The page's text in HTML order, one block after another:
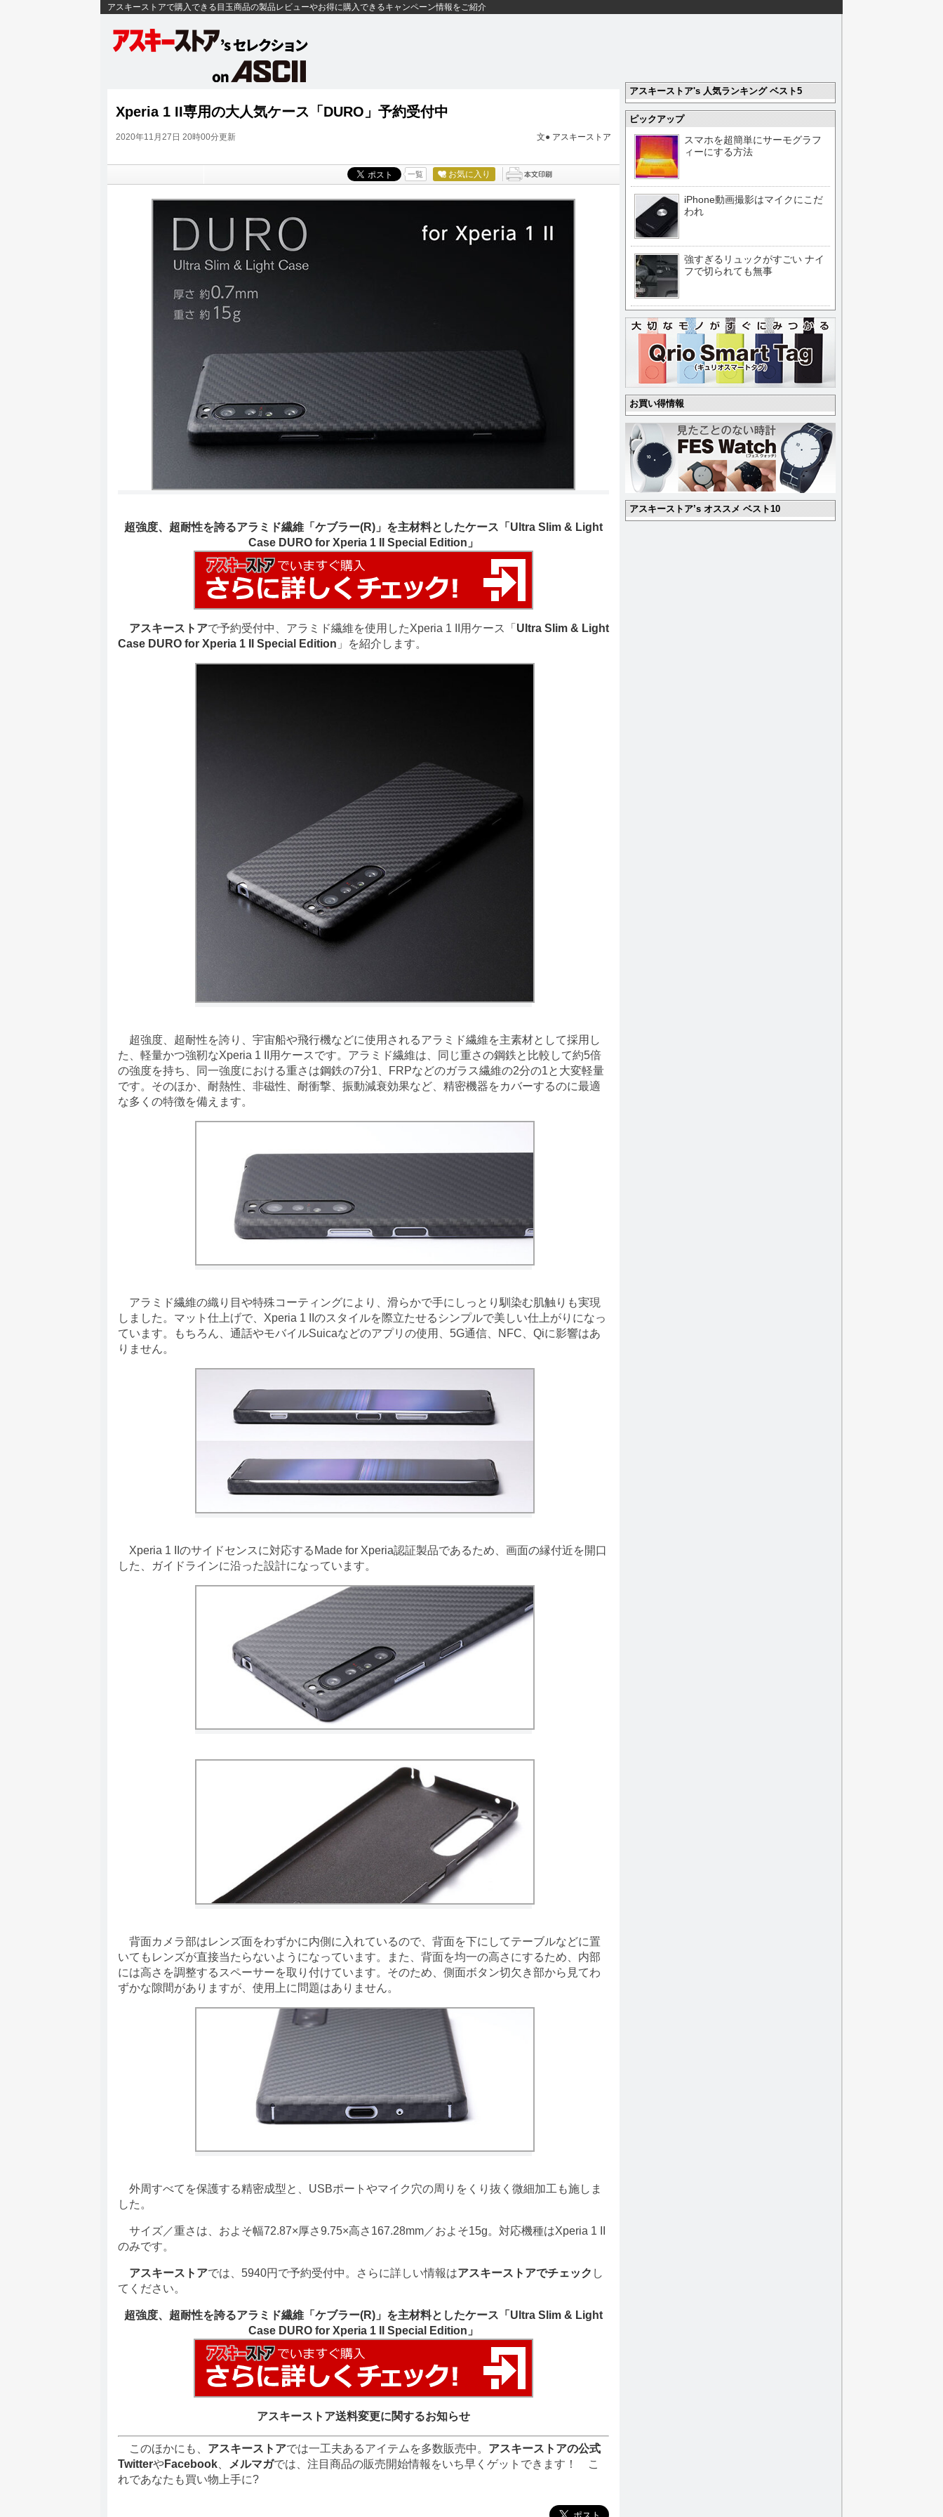
アスキーストアで購入できる目玉商品の製品レビューやお得に購入できるキャンペーン情報をご紹介
Xperia 1 II専用の大人気ケース「DURO」予約受付中
2020年11月27日 20時00分更新 文● アスキーストア
一覧 お気に入り
超強度、超耐性を誇るアラミド繊維「ケブラー(R)」を主材料としたケース「Ultra Slim & Light
Case DURO for Xperia 1 II Special Edition」
アスキーストアで予約受付中、アラミド繊維を使用したXperia 1 II用ケース「 Ultra Slim & Light
Case DURO for Xperia 1 II Special Edition 」を紹介します。
超強度、超耐性を誇り、宇宙船や飛行機などに使用されるアラミド繊維を主素材として採用し
た、軽量かつ強靭なXperia 1 II用ケースです。アラミド繊維は、同じ重さの鋼鉄と比較して約5倍
の強度を持ち、同一強度における重さは鋼鉄の7分1、FRPなどのガラス繊維の2分の1と大変軽量
です。そのほか、耐熱性、非磁性、耐衝撃、振動減衰効果など、精密機器をカバーするのに最適
な多くの特徴を備えます。
アラミド繊維の織り目や特殊コーティングにより、滑らかで手にしっとり馴染む肌触りも実現
しました。マット仕上げで、Xperia 1 IIのスタイルを際立たせるシンプルで美しい仕上がりになっ
ています。もちろん、通話やモバイルSuicaなどのアプリの使用、5G通信、NFC、Qiに影響はあ
りません。
Xperia 1 IIのサイドセンスに対応するMade for Xperia認証製品であるため、画面の縁付近を開口
した、ガイドラインに沿った設計になっています。
背面カメラ部はレンズ面をわずかに内側に入れているので、背面を下にしてテーブルなどに置
いてもレンズが直接当たらないようになっています。また、背面を均一の高さにするため、内部
には高さを調整するスペーサーを取り付けています。そのため、側面ボタン切欠き部から見てわ
ずかな隙間がありますが、使用上に問題はありません。
外周すべてを保護する精密成型と、USBポートやマイク穴の周りをくり抜く微細加工も施しま
した。
サイズ／重さは、およそ幅72.87×厚さ9.75×高さ167.28mm／およそ15g。対応機種はXperia 1 II
のみです。
アスキーストアでは、5940円で予約受付中。さらに詳しい情報はアスキーストアでチェック し
てください。
超強度、超耐性を誇るアラミド繊維「ケブラー(R)」を主材料としたケース「Ultra Slim & Light
Case DURO for Xperia 1 II Special Edition」
アスキーストア送料変更に関するお知らせ
このほかにも、 アスキーストアでは一工夫あるアイテムを多数販売中。 アスキーストアの公式
TwitterやFacebook、 メルマガでは、注目商品の販売開始情報をいち早くゲットできます！ こ
れであなたも買い物上手に?
アスキーストア's 人気ランキング ベスト5
ピックアップ
スマホを超簡単にサーモグラフ
ィーにする方法
iPhone動画撮影はマイクにこだ
われ
強すぎるリュックがすごい ナイ
フで切られても無事
お買い得情報
アスキーストア’s オススメ ベスト10